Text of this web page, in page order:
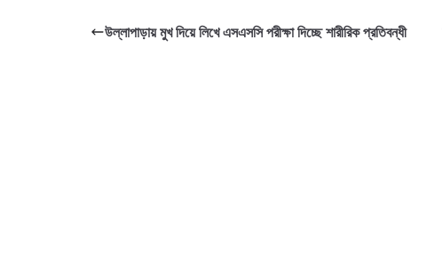
উল্লাপাড়ায় মুখ দিয়ে লিখে এসএসসি পরীক্ষা দিচ্ছে শারীরিক প্রতিবন্ধী